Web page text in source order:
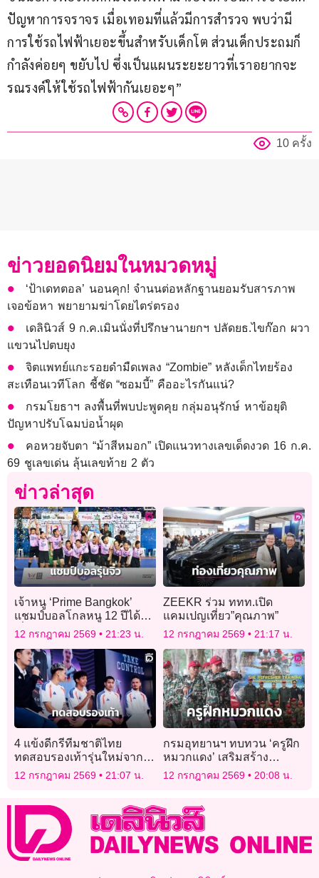
ปัญหาการจราจร เมื่อเทอมที่แล้วมีการสำรวจ พบว่ามี
การใช้รถไฟฟ้าเยอะขึ้นสำหรับเด็กโต ส่วนเด็กประถมก็
กำลังค่อยๆ ขยับไป ซึ่งเป็นแผนระยะยาวที่เราอยากจะ
รณรงค์ให้ใช้รถไฟฟ้ากันเยอะๆ”
10 ครั้ง
ข่าวยอดนิยมในหมวดหมู่
‘ป้าเดทตอล’ นอนคุก! จำนนต่อหลักฐานยอมรับสารภาพ
เจอข้อหา พยายามฆ่าโดยไตร่ตรอง
เดลินิวส์ 9 ก.ค.เมินนั่งที่ปรึกษานายกฯ ปลัดยธ.ไขก๊อก ผวา
แขวนไปตบยุง
จิตแพทย์แกะรอยดำมืดเพลง “Zombie” หลังเด็กไทยร้อง
สะเทือนเวทีโลก ชี้ชัด “ซอมบี้” คืออะไรกันแน่?
กรมโยธาฯ ลงพื้นที่พบปะพูดคุย กลุ่มอนุรักษ์ หาข้อยุติ
ปัญหาปรับโฉมบ่อน้ำผุด
คอหวยจับตา “ม้าสีหมอก” เปิดแนวทางเลขเด็ดงวด 16 ก.ค.
69 ชูเลขเด่น ลุ้นเลขท้าย 2 ตัว
ข่าวล่าสุด
เจ้าหนู ‘Prime Bangkok’
แชมป์บอลโกลหนู 12 ปีได้ไป
ญี่ปุ่น
12 กรกฎาคม 2569 21:23 น.
ZEEKR ร่วม ททท.เปิด
แคมเปญเที่ยว”คุณภาพ”
12 กรกฎาคม 2569 21:17 น.
4 แข้งดีกรีทีมชาติไทย
ทดสอบรองเท้ารุ่นใหม่จาก
แบรนด์ดัง
12 กรกฎาคม 2569 21:07 น.
กรมอุทยานฯ ทบทวน ‘ครูฝึก
หมวกแดง’ เสริมสร้าง
ประสิทธิภาพงานลาด
ตระเวนเชิงคุณภาพ
12 กรกฎาคม 2569 20:08 น.